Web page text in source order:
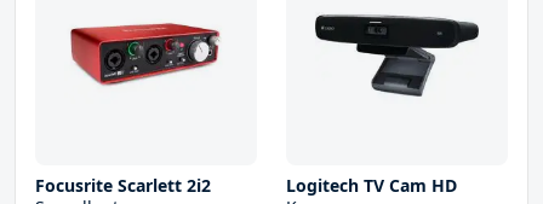
Focusrite Scarlett 2i2
Logitech TV Cam HD